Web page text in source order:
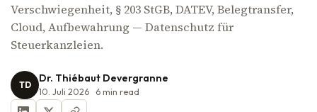
Verschwiegenheit, § 203 StGB, DATEV, Belegtransfer,
Cloud, Aufbewahrung — Datenschutz für
Steuerkanzleien.
TD Dr. Thiébaut Devergranne
10. Juli 2026 6 min read